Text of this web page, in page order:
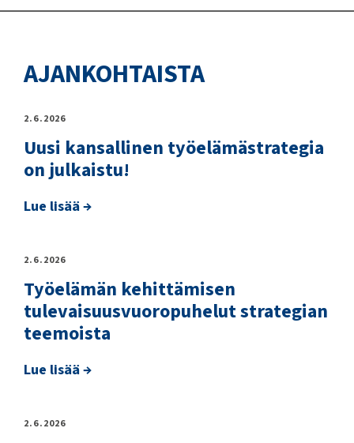
AJANKOHTAISTA
2.6.2026
Uusi kansallinen työelämästrategia
on julkaistu!
Lue lisää →
2.6.2026
Työelämän kehittämisen
tulevaisuusvuoropuhelut strategian
teemoista
Lue lisää →
2.6.2026